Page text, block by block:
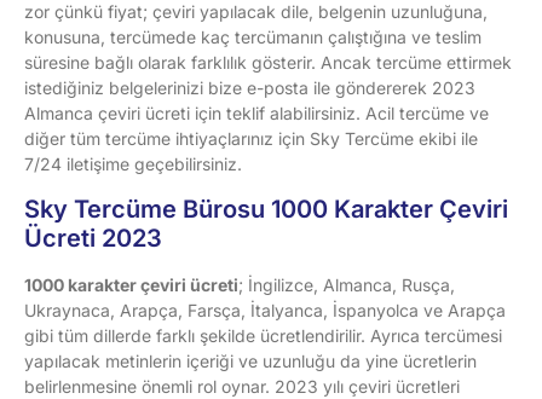
zor çünkü fiyat; çeviri yapılacak dile, belgenin uzunluğuna,
konusuna, tercümede kaç tercümanın çalıştığına ve teslim
süresine bağlı olarak farklılık gösterir. Ancak tercüme ettirmek
istediğiniz belgelerinizi bize e-posta ile göndererek 2023
Almanca çeviri ücreti için teklif alabilirsiniz. Acil tercüme ve
diğer tüm tercüme ihtiyaçlarınız için Sky Tercüme ekibi ile
7/24 iletişime geçebilirsiniz.
Sky Tercüme Bürosu 1000 Karakter Çeviri
Ücreti 2023
1000 karakter çeviri ücreti; İngilizce, Almanca, Rusça,
Ukraynaca, Arapça, Farsça, İtalyanca, İspanyolca ve Arapça
gibi tüm dillerde farklı şekilde ücretlendirilir. Ayrıca tercümesi
yapılacak metinlerin içeriği ve uzunluğu da yine ücretlerin
belirlenmesine önemli rol oynar. 2023 yılı çeviri ücretleri